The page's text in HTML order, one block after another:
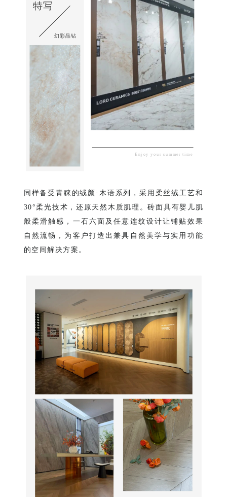
特写
幻彩晶钻
Enjoy your summer time
同样备受青睐的绒颜·木语系列，采用柔丝绒工艺和
30°柔光技术，还原天然木质肌理 。砖面具有婴儿肌
般柔滑触感，一石六面及任意连纹设计让铺贴效果
自然流畅，为客户打造出兼具自然美学与实用功能
的空间解决方案。